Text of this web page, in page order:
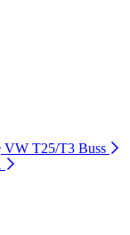
VW T25/T3 Buss